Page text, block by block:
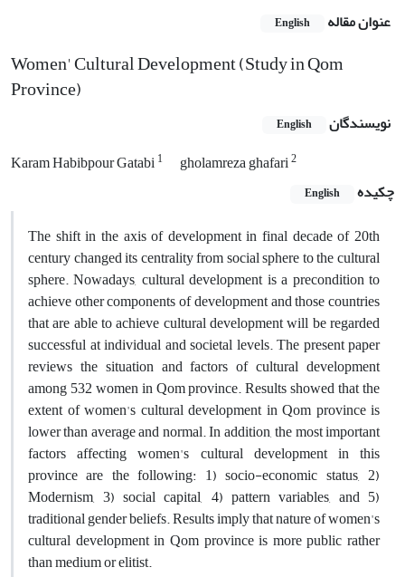
عنوان مقاله English
Women' Cultural Development (Study in Qom
Province)
نویسندگان English
Karam Habibpour Gatabi1 gholamreza ghafari2
چکیده English
The shift in the axis of development in final decade of 20th
century changed its centrality from social sphere to the cultural
sphere. Nowadays, cultural development is a precondition to
achieve other components of development and those countries
that are able to achieve cultural development will be regarded
successful at individual and societal levels. The present paper
reviews the situation and factors of cultural development
among 532 women in Qom province. Results showed that the
extent of women's cultural development in Qom province is
lower than average and normal. In addition, the most important
factors affecting women's cultural development in this
province are the following: 1) socio-economic status, 2)
Modernism, 3) social capital, 4) pattern variables, and 5)
traditional gender beliefs. Results imply that nature of women's
cultural development in Qom province is more public rather
than medium or elitist.